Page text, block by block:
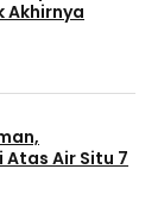
Akhirnya
Air Situ 7